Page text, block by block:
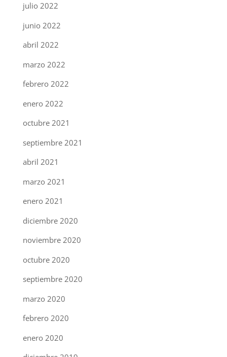
julio 2022
junio 2022
abril 2022
marzo 2022
febrero 2022
enero 2022
octubre 2021
septiembre 2021
abril 2021
marzo 2021
enero 2021
diciembre 2020
noviembre 2020
octubre 2020
septiembre 2020
marzo 2020
febrero 2020
enero 2020